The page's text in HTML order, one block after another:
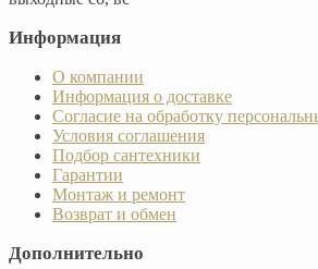
Информация
О компании
Информация о доставке
Согласие на обработку
Условия соглашения
Подбор сантехники
Гарантии
Монтаж и ремонт
Возврат и обмен
Дополнительно